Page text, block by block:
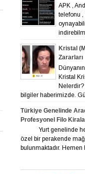
APK ,
telefonu
Kristal
Zararları
Kristal
Nelerdir?
bilgiler haberimizde.
Türkiye Genelinde
Profesyonel Filo
Yurt genelinde her
özel bir perakende
bulunmaktadır.